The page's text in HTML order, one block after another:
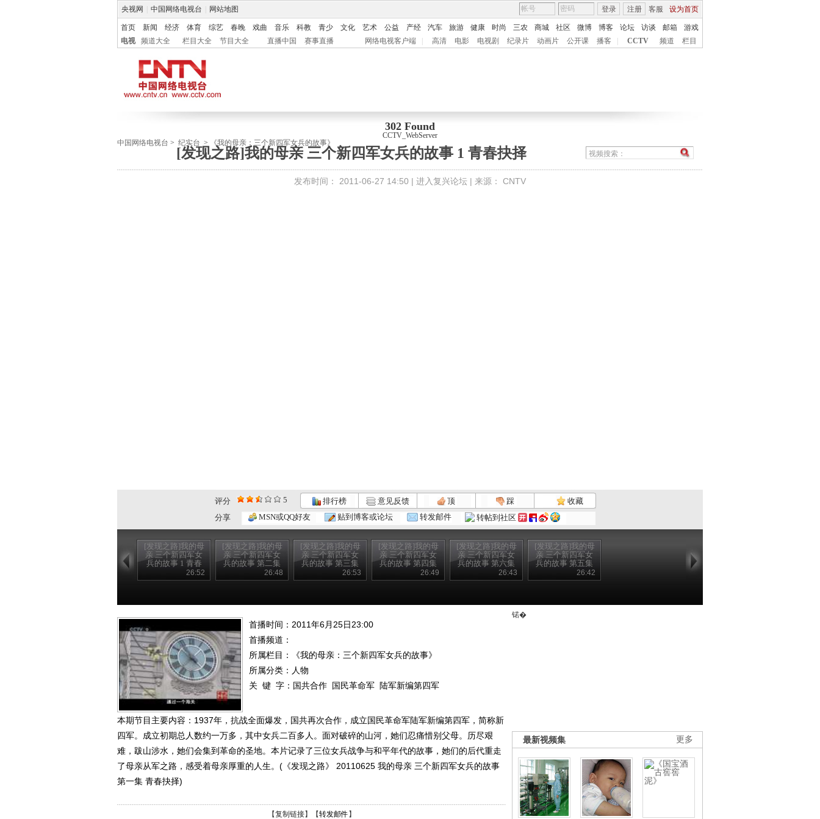
央视网 中国网络电视台 网站地图 客服 设为首页
登录 注册
首页 新闻 经济 体育 综艺 春晚 戏曲 音乐 科教 青少 文化 艺术 公益 产经 汽车 旅游 健康 时尚 三农 商城 社区 微博 博客 论坛 访谈 邮箱
游戏
电视
频道大全 栏目大全 节目大全 直播中国 赛事直播 网络电视客户端 高清 电影 电视剧 纪录片 动画片 公开课 播客 CCTV 频道 栏目
302 Found
CCTV_WebServer
中国网络电视台 > 纪实台 > 《我的母亲：三个新四军女兵的故事》
[发现之路]我的母亲 三个新四军女兵的故事 1 青春抉择
发布时间： 2011-06-27 14:50 | 进入复兴论坛 | 来源： CNTV
评分 5 排行榜 意见反馈 顶 踩
收藏
分享
MSN或QQ好友 贴到博客或论坛 转发邮件 转帖到社区
[发现之路]我的母
亲 三个新四军女
兵的故事 1 青春
26:52
[发现之路]我的母
亲 三个新四军女
兵的故事 第二集
战地英姿26:48
[发现之路]我的母
亲 三个新四军女
兵的故事 第三集
革命伴侣26:53
[发现之路]我的母
亲 三个新四军女
兵的故事 第四集
激情人生26:49
[发现之路]我的母
亲 三个新四军女
兵的故事 第六集
往事灼灼26:43
[发现之路]我的母
亲 三个新四军女
兵的故事 第五集
夫人风范26:42
首播时间：2011年6月25日23:00
首播频道：
所属栏目：
《我的母亲：三个新四军女兵的故事》
所属分类：人物
关 键 字： 国共合作 国民革命军 陆军新编第四军
本期节目主要内容：1937年，抗战全面爆发，国共再次合作，成立国民革命军陆军新编第四军，简称新
四军。成立初期总人数约一万多，其中女兵二百多人。面对破碎的山河，她们忍痛惜别父母。历尽艰
难，跋山涉水，她们会集到革命的圣地。本片记录了三位女兵战争与和平年代的故事，她们的后代重走
了母亲从军之路，感受着母亲厚重的人生。(《发现之路》 20110625 我的母亲 三个新四军女兵的故事
第一集 青春抉择)
【复制链接】【转发邮件 】
锘�
更多
最新视频集